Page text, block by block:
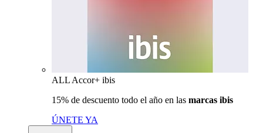
ALL Accor+ ibis
15% de descuento todo el año en las marcas ibis
ÚNETE YA